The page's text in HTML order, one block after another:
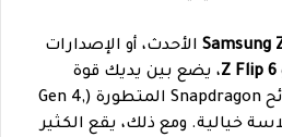
Samsung الأحدث، أو الإصدارات
Z Flip 6، يضع بين يديك قوة
معالجة هائلة بفضل شرائح Snapdragon المتطورة (Gen 4,
خيالية. ومع ذلك، يقع الكثير